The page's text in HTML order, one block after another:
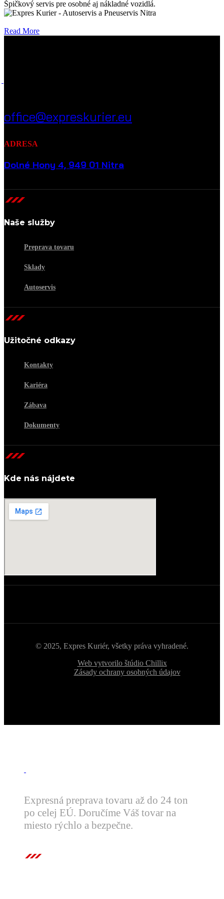
Špičkový servis pre osobné aj nákladné vozidlá.
Read More
office@expreskurier.eu
ADRESA
Dolné Hony 4, 949 01 Nitra
Naše služby
Preprava tovaru
Sklady
Autoservis
Užitočné odkazy
Kontakty
Kariéra
Zábava
Dokumenty
Kde nás nájdete
© 2025, Expres Kuriér, všetky práva vyhradené.
Web vytvorilo štúdio Chillix
Zásady ochrany osobných údajov
Expresná preprava tovaru až do 24 ton
po celej EÚ. Doručíme Váš tovar na
miesto rýchlo a bezpečne.